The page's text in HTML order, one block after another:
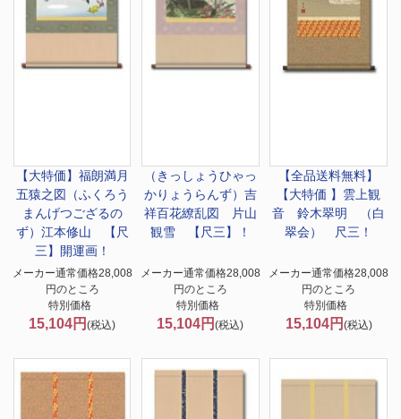
【大特価】 福朗満月
五猿之図（ふくろう
まんげつござるの
ず）江本修山 【尺
三】開運画！
メーカー通常価格28,008
円のところ
特別価格
15,104円(税込)
（きっしょうひゃっ
かりょうらんず） 吉
祥百花繚乱図 片山
観雪 【尺三】！
メーカー通常価格28,008
円のところ
特別価格
15,104円(税込)
【全品送料無料】
【大特価 】 雲上観
音 鈴木翠明 （白
翠会） 尺三！
メーカー通常価格28,008
円のところ
特別価格
15,104円 (税込)